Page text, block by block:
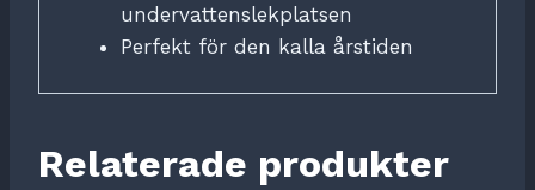
undervattenslekplatsen
Perfekt för den kalla årstiden
Relaterade produkter